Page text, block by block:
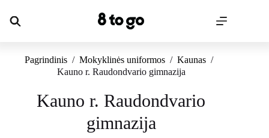
content
Pagrindinis / Mokyklinės uniformos / Kaunas /
Kauno r. Raudondvario gimnazija
Kauno r. Raudondvario
gimnazija